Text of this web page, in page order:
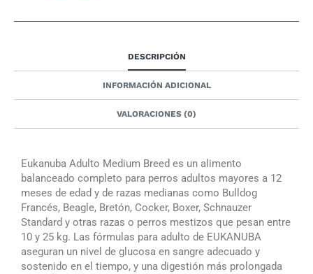
DESCRIPCIÓN
INFORMACIÓN ADICIONAL
VALORACIONES (0)
Eukanuba Adulto Medium Breed es un alimento
balanceado completo para perros adultos mayores a 12
meses de edad y de razas medianas como Bulldog
Francés, Beagle, Bretón, Cocker, Boxer, Schnauzer
Standard y otras razas o perros mestizos que pesan entre
10 y 25 kg. Las fórmulas para adulto de EUKANUBA
aseguran un nivel de glucosa en sangre adecuado y
sostenido en el tiempo, y una digestión más prolongada